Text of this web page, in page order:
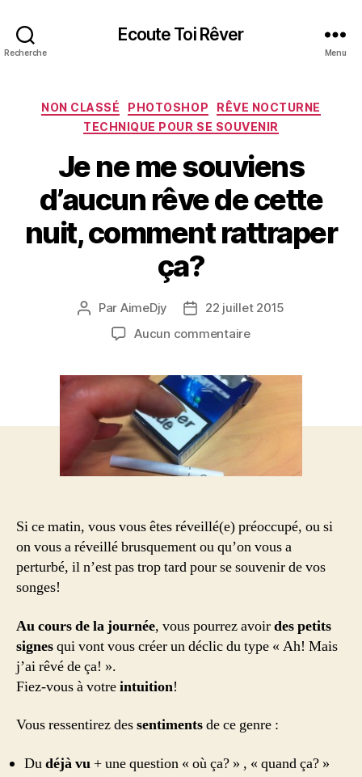
Recherche
Ecoute Toi Rêver
Menu
Catégories
NON CLASSÉ PHOTOSHOP
RÊVE NOCTURNE
TECHNIQUE POUR SE SOUVENIR
Je ne me souviens
d’aucun rêve de cette
nuit, comment rattraper
ça?
Auteur
l’article
Par AimeDjy
Date22 juillet 2015
Aucun commentairesur
me
souviens
cette
rattraper
ça?
Si ce matin, vous vous êtes réveillé(e) préoccupé, ou si
on vous a réveillé brusquement ou qu’on vous a
perturbé, il n’est pas trop tard pour se souvenir de vos
songes!
Au cours de la journée, vous pourrez avoirdes petits
signesqui vont vous créer un déclic du type « Ah! Mais
j’ai rêvé de ça! ».
Fiez-vous à votreintuition!
Vous ressentirez dessentimentsde ce genre :
Dudéjà vu + une question « où ça? » , « quand ça? »